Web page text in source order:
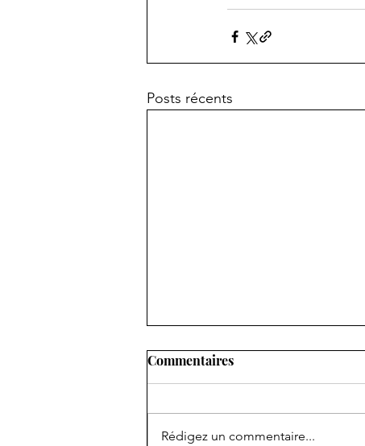
Posts récents
Laurette aux Championnats
Commentaires
Rédigez un commentaire...